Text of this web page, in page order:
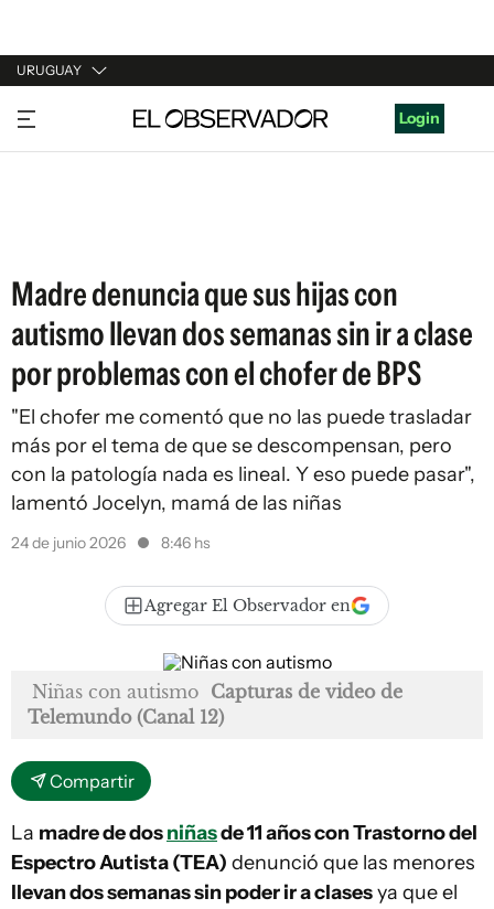
URUGUAY
URUGUAY
ARGENTINA
Login
Madre denuncia que sus hijas con
autismo llevan dos semanas sin ir a clase
por problemas con el chofer de BPS
"El chofer me comentó que no las puede trasladar
más por el tema de que se descompensan, pero
con la patología nada es lineal. Y eso puede pasar",
lamentó Jocelyn, mamá de las niñas
24 de junio 2026 8:46 hs
Agregar El Observador en
Niñas con autismo Capturas de video de
Telemundo (Canal 12)
Compartir
La madre de dosniñasde 11 años con Trastorno del
Espectro Autista (TEA) denunció que las menores
llevan dos semanas sin poder ir a clasesya que el